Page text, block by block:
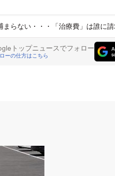
らない・・・「治療費」は誰に
トップニュースでフォロー
ーの仕方はこちら